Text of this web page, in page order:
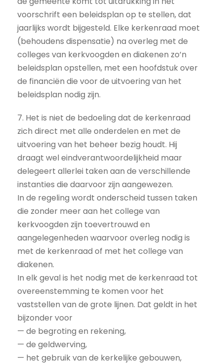
voorschrift een beleidsplan op te stellen, dat
jaarlijks wordt bijgesteld. Elke kerkenraad moet
(behoudens dispensatie) na overleg met de
colleges van kerkvoogden en diakenen zo’n
beleidsplan opstellen, met een hoofdstuk over
de financiën die voor de uitvoering van het
beleidsplan nodig zijn.
7. Het is niet de bedoeling dat de kerkenraad
zich direct met alle onderdelen en met de
uitvoering van het beheer bezig houdt. Hij
draagt wel eindverantwoordelijkheid maar
delegeert allerlei taken aan de verschillende
instanties die daarvoor zijn aangewezen.
In de regeling wordt onderscheid tussen taken
die zonder meer aan het college van
kerkvoogden zijn toevertrouwd en
aangelegenheden waarvoor overleg nodig is
met de kerkenraad of met het college van
diakenen.
In elk geval is het nodig met de kerkenraad tot
overeenstemming te komen voor het
vaststellen van de grote lijnen. Dat geldt in het
bijzonder voor
— de begroting en rekening,
— de geldwerving,
— het gebruik van de kerkelijke gebouwen,